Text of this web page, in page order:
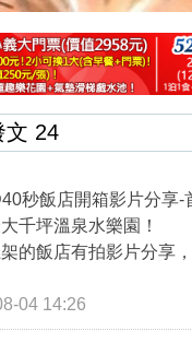
40秒飯店開箱影片分享-
千坪溫泉水樂園！
的飯店有拍影片分享
04 14:26